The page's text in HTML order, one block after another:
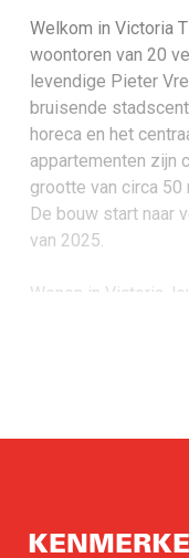
Welkom in Victoria
woontoren van 20
levendige Pieter
bruisende
horeca en het
appartementen zijn
grootte van circa 50
De bouw start naar
van 2025.
Wonen in Victoria,
Welkom in Victoria
woontoren van 20
De bouw start naar